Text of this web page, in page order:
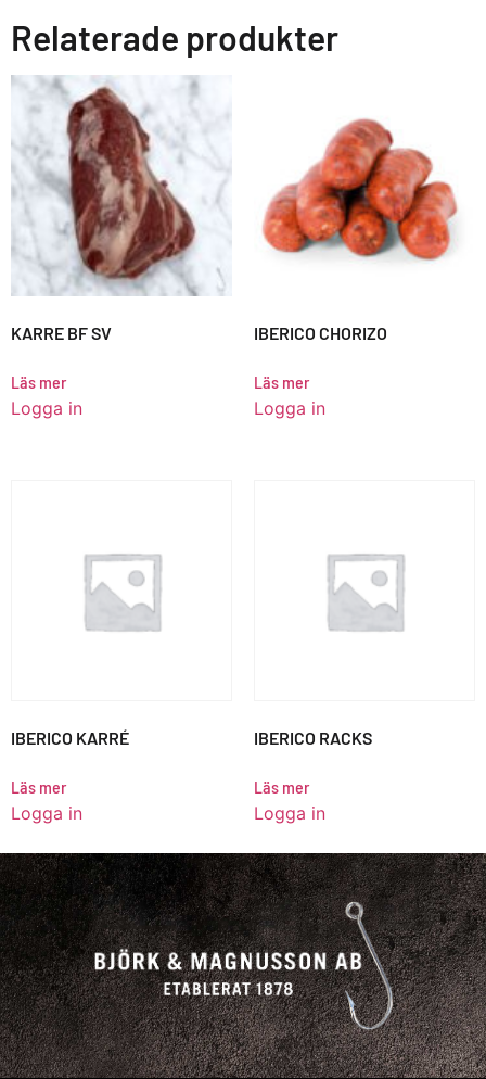
Relaterade produkter
KARRE BF SV
Läs mer
Logga in
IBERICO CHORIZO
Läs mer
Logga in
IBERICO KARRÉ
Läs mer
Logga in
IBERICO RACKS
Läs mer
Logga in